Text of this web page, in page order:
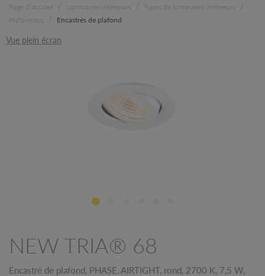
Encastrés de plafond
Vue plein écran
NEW TRIA® 68
Encastré de plafond, PHASE, AIRTIGHT, rond, 2700 K, 7,5 W,